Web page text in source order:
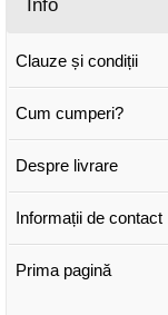
Info
Clauze și condiții
Cum cumperi?
Despre livrare
Informații de contact
Prima pagină